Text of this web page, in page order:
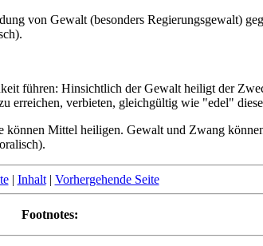
von Gewalt (besonders Regierungsgewalt)
führen: Hinsichtlich der Gewalt heiligt der
verbieten, gleichgültig wie "edel"
Mittel heiligen. Gewalt und Zwang
| Inhalt| Vorhergehende Seite
Footnotes: